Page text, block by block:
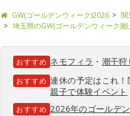
GW(ゴールデンウィーク)2026 関
埼玉県のGW(ゴールデンウィーク)観
おすすめ ネモフィラ ・ 潮干狩
おすすめ 連休の予定はこれ
親子で体験イベント
おすすめ 2026年のゴールデ